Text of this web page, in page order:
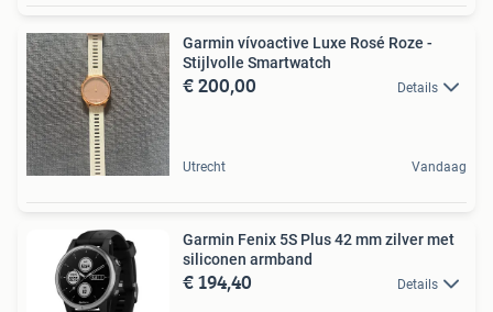
Garmin vívoactive Luxe Rosé Roze -
Stijlvolle Smartwatch
€ 200,00 Details
Utrecht Vandaag
Garmin Fenix 5S Plus 42 mm zilver met
siliconen armband
€ 194,40 Details